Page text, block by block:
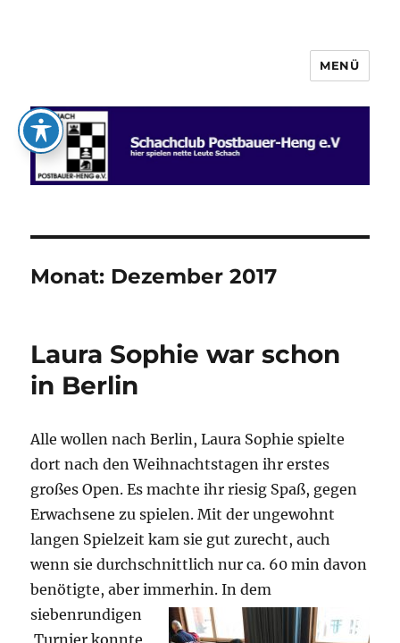
Schachclub Postbauer-Heng e.V.
MENÜ
Monat: Dezember 2017
Laura Sophie war schon
in Berlin
Alle wollen nach Berlin, Laura Sophie spielte
dort nach den Weihnachtstagen ihr erstes
großes Open. Es machte ihr riesig Spaß, gegen
Erwachsene zu spielen. Mit der ungewohnt
langen Spielzeit kam sie gut zurecht, auch
wenn sie durchschnittlich nur ca. 60 min davon
benötigte, aber immerhin. In dem
siebenrundigen